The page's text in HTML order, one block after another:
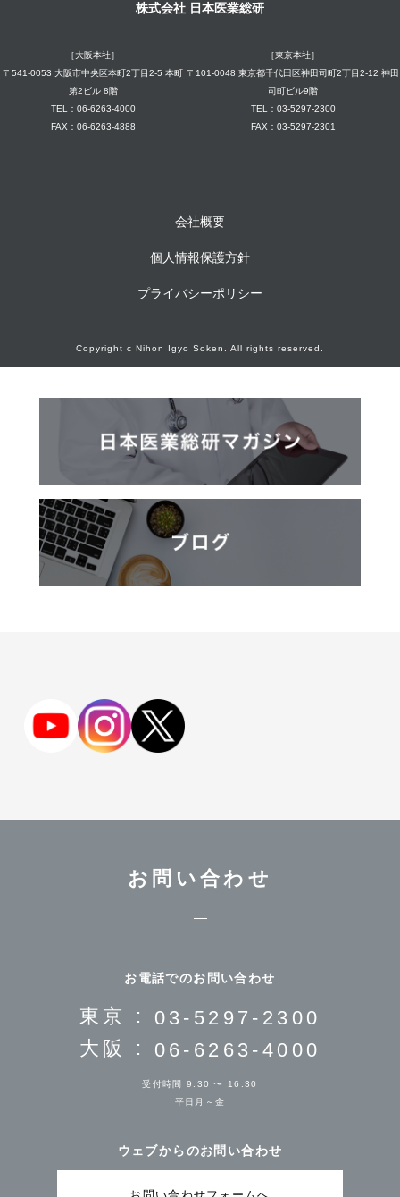
株式会社 日本医業総研
［大阪本社］
〒541-0053 大阪市中央区本町2丁目2-5 本町
第2ビル 8階
TEL：06-6263-4000
FAX：06-6263-4888
［東京本社］
〒101-0048 東京都千代田区神田司町2丁目2-12 神田
司町ビル9階
TEL：03-5297-2300
FAX：03-5297-2301
会社概要
個人情報保護方針
プライバシーポリシー
Copyright c Nihon Igyo Soken. All rights reserved.
お問い合わせ
お電話でのお問い合わせ
東京 : 03-5297-2300
大阪 : 06-6263-4000
受付時間 9:30 〜 16:30
平日月～金
ウェブからのお問い合わせ